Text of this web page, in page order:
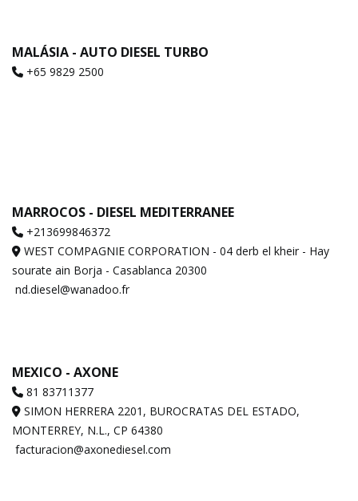
MALÁSIA - AUTO DIESEL TURBO
+65 9829 2500
MARROCOS - DIESEL MEDITERRANEE
+213699846372
WEST COMPAGNIE CORPORATION - 04 derb el kheir - Hay
sourate ain Borja - Casablanca 20300
nd.diesel@wanadoo.fr
MEXICO - AXONE
81 83711377
SIMON HERRERA 2201, BUROCRATAS DEL ESTADO,
MONTERREY, N.L., CP 64380
facturacion@axonediesel.com